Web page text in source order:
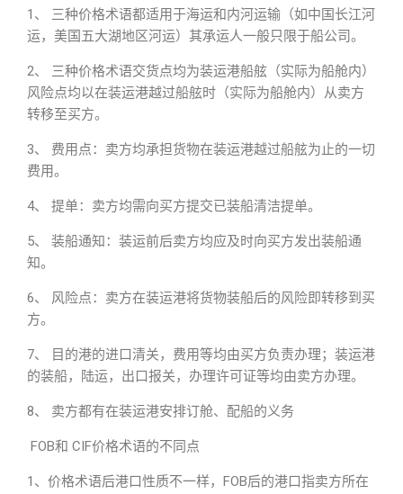
1、 三种价格术语都适用于海运和内河运输（如中国长江河
运，美国五大湖地区河运）其承运人一般只限于船公司。
2、 三种价格术语交货点均为装运港船舷（实际为船舱内）
风险点均以在装运港越过船舷时（实际为船舱内）从卖方
转移至买方。
3、 费用点：卖方均承担货物在装运港越过船舷为止的一切
费用。
4、 提单：卖方均需向买方提交已装船清洁提单。
5、 装船通知：装运前后卖方均应及时向买方发出装船通
知。
6、 风险点：卖方在装运港将货物装船后的风险即转移到买
方。
7、 目的港的进口清关，费用等均由买方负责办理；装运港
的装船，陆运，出口报关，办理许可证等均由卖方办理。
8、 卖方都有在装运港安排订舱、配船的义务
FOB和 CIF价格术语的不同点
1、价格术语后港口性质不一样，FOB后的港口指卖方所在